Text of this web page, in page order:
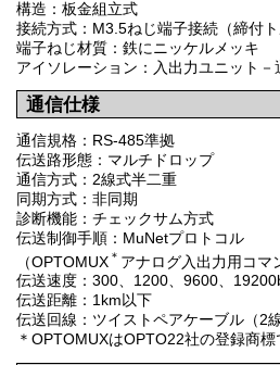
構造：板金組立式
接続方式：M3.5ねじ端子接続（締付ト
端子ねじ材質：鉄にニッケルメッキ
アイソレーション：入出力ユニット－
通信仕様
通信規格：RS-485準拠
伝送路形態：マルチドロップ
通信方式：2線式半二重
同期方式：非同期
診断機能：チェックサム方式
伝送制御手順：MuNetプロトコル
（OPTOMUX ＊ アナログ入出力用コマ
伝送速度：300、1200、9600、
伝送距離：1km以下
伝送回線：ツイストペアケーブル（2
＊OPTOMUXはOPTO22社の登録商標